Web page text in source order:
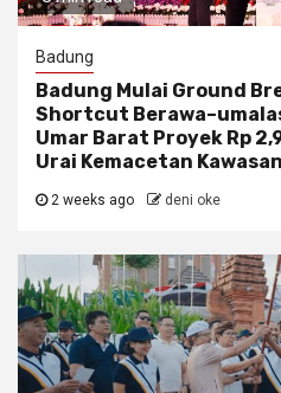
Badung
Badung Mulai Ground
Shortcut
Umar Barat Proyek Rp
Urai Kemacetan
2 weeks ago deni oke